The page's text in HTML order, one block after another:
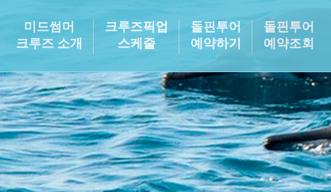
미드썸머
크루즈 소개
크루즈픽업
스케줄
돌핀투어
예약하기
돌핀투어
예약조회